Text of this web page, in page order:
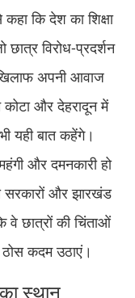
कि देश का शिक्षा
विरोध-प्रदर्शन
अपनी आवाज
और देहरादून में
यही बात कहेंगे।
और दमनकारी हो
सरकारों और झारखंड
वे छात्रों की चिंताओं
कदम उठाएं।
स्थान